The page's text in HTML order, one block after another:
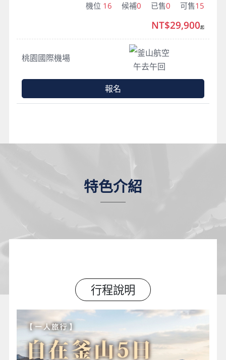
特色介紹
行程說明
機位 16 候補0 已售0 可售15
桃園國際機場
釜山航空
午去午回
NT$29,900起
報名